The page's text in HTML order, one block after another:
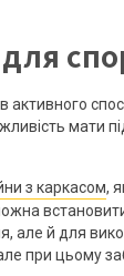
активного
мати
з каркасом,
але й для
при цьому